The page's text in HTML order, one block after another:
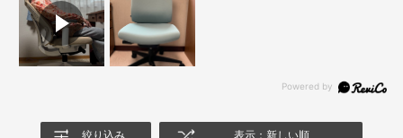
絞り込み 表示：新しい順